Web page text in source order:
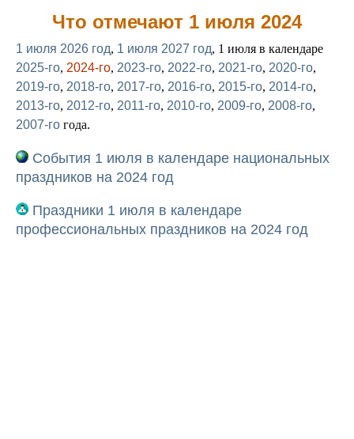
Что отмечают 1 июля 2024
1 июля 2026 год, 1 июля 2027 год, 1 июля в календаре
2025-го, 2024-го, 2023-го, 2022-го, 2021-го, 2020-го,
2019-го, 2018-го, 2017-го, 2016-го, 2015-го, 2014-го,
2013-го, 2012-го, 2011-го, 2010-го, 2009-го, 2008-го,
2007-го года.
События 1 июля в календаре национальных
праздников на 2024 год
Праздники 1 июля в календаре
профессиональных праздников на 2024 год